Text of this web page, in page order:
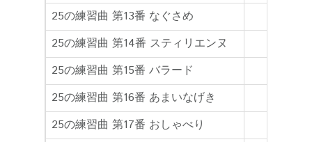
25の練習曲 第13番 なぐさめ
25の練習曲 第14番 スティリエンヌ
25の練習曲 第15番 バラード
25の練習曲 第16番 あまいなげき
25の練習曲 第17番 おしゃべり